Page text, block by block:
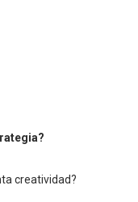
creatividad?